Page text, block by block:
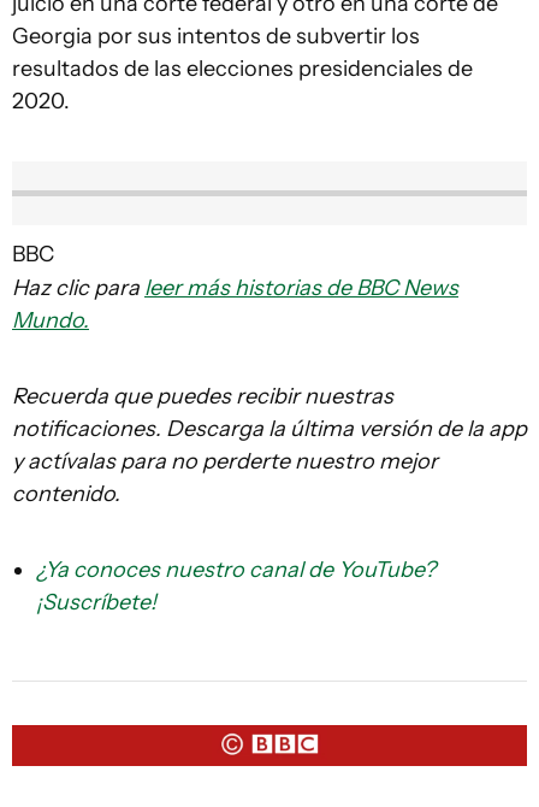
Georgia por sus intentos de subvertir los
resultados de las elecciones presidenciales de
2020.
BBC
Haz clic para leer más historias de BBC News
Mundo.
Recuerda que puedes recibir nuestras
notificaciones. Descarga la última versión de la app
y actívalas para no perderte nuestro mejor
contenido.
¿Ya conoces nuestro canal de YouTube?
¡Suscríbete!